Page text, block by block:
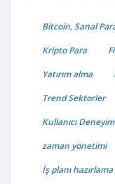
Bitcoin, Sanal
Kripto Para
Yatırım alma
Trend Sektorler
Kullanıcı
zaman yönetimi
İş planı hazırlama